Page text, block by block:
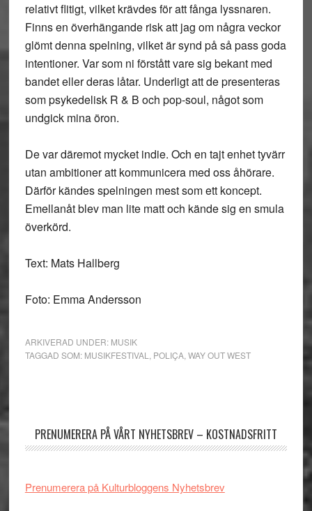
relativt flitigt, vilket krävdes för att fånga lyssnaren.
Finns en överhängande risk att jag om några veckor
glömt denna spelning, vilket är synd på så pass goda
intentioner. Var som ni förstått vare sig bekant med
bandet eller deras låtar. Underligt att de presenteras
som psykedelisk R & B och pop-soul, något som
undgick mina öron.
De var däremot mycket indie. Och en tajt enhet tyvärr
utan ambitioner att kommunicera med oss åhörare.
Därför kändes spelningen mest som ett koncept.
Emellanåt blev man lite matt och kände sig en smula
överkörd.
Text: Mats Hallberg
Foto: Emma Andersson
ARKIVERAD UNDER: MUSIK
TAGGAD SOM: MUSIKFESTIVAL POLIÇA, WAY OUT WEST
PRENUMERERA PÅ VÅRT NYHETSBREV – KOSTNADSFRITT
Prenumerera på Kulturbloggens Nyhetsbrev